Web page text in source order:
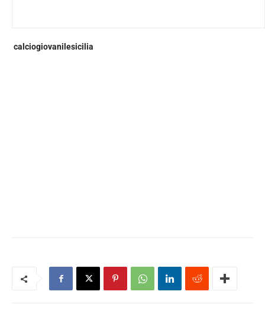
calciogiovanilesicilia